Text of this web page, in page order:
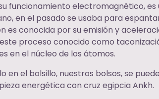
funcionamiento electromagnético, es
en el pasado se usaba para
conocida por su emisión y
proceso conocido como
en el núcleo de los átomos.
el bolsillo, nuestros bolsos, se
energética con cruz egipcia Ankh.